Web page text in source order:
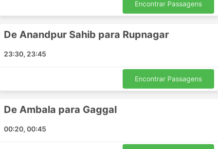
Dharamshala Dharamshala
Sonipat
Kullu
Palampur
Encontrar Passagens
De Anandpur Sahib para Rupnagar
23:30, 23:45
Encontrar Passagens
De Ambala para Gaggal
00:20, 00:45